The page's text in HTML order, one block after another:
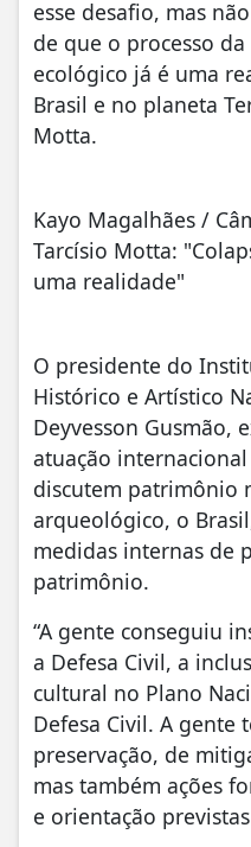
esse desafio, mas
de que o processo
ecológico já é uma
Brasil e no planeta
Motta.
Kayo Magalhães /
Tarcísio Motta:
uma realidade"
O presidente do
Histórico e Artístico
Deyvesson Gusmão,
atuação
discutem patrimônio
arqueológico, o
medidas internas de
patrimônio.
“A gente conseguiu
a Defesa Civil, a
cultural no Plano
Defesa Civil. A gente
preservação, de
mas também ações
e orientação